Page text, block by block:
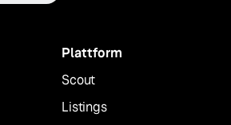
Plattform
Scout
Listings